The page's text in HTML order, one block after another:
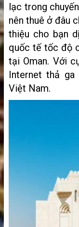
lạc trong
nên thuê ở đâu
thiệu cho bạn
quốc tế tốc độ
tại Oman. Với
Internet thả
Việt Nam.